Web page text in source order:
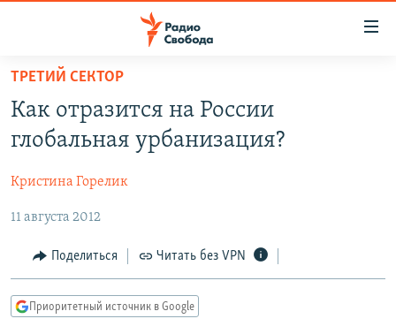
упрощенного
доступа
Вернуться
основному
Вернутся
главной
навигации
Вернутся
ПОДКАСТЫ
АВТОРСКИЕ ПРОЕКТЫ
ЦИТАТЫ СВОБОДЫ
МНЕНИЯ
КУЛЬТУРА
IDEL.РЕАЛИИ
КАВКАЗ.РЕАЛИИ
ТРЕТИЙ СЕКТОР
Как отразится на России
глобальная урбанизация?
Кристина Горелик
11 августа 2012
Поделиться Читать без VPN
Приоритетный источник в Google